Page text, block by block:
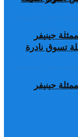
جينيفر
تسوق نادرة
جينيفر